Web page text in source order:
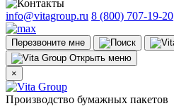
info@vitagroup.ru 8 (800) 707-19-20
Перезвоните мне
Открыть меню
×
Производство бумажных пакетов